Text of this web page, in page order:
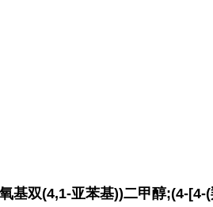
基双(4,1-亚苯基))二甲醇;(4-[4-